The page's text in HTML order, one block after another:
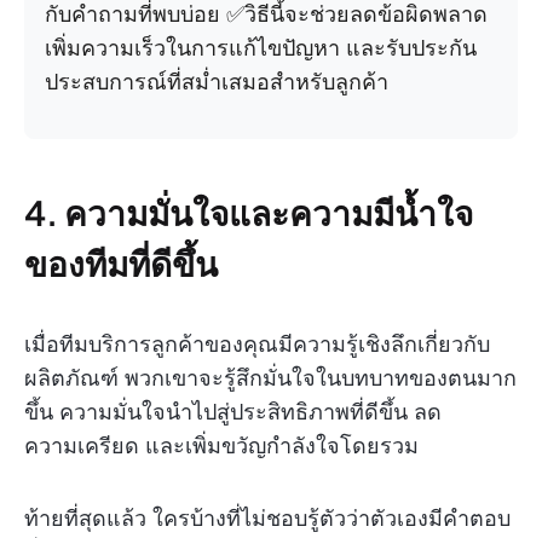
กับคำถามที่พบบ่อย ✅วิธีนี้จะช่วยลดข้อผิดพลาด
เพิ่มความเร็วในการแก้ไขปัญหา และรับประกัน
ประสบการณ์ที่สม่ำเสมอสำหรับลูกค้า
4. ความมั่นใจและความมีน้ำใจ
ของทีมที่ดีขึ้น
เมื่อทีมบริการลูกค้าของคุณมีความรู้เชิงลึกเกี่ยวกับ
ผลิตภัณฑ์ พวกเขาจะรู้สึกมั่นใจในบทบาทของตนมาก
ขึ้น ความมั่นใจนำไปสู่ประสิทธิภาพที่ดีขึ้น ลด
ความเครียด และเพิ่มขวัญกำลังใจโดยรวม
ท้ายที่สุดแล้ว ใครบ้างที่ไม่ชอบรู้ตัวว่าตัวเองมีคำตอบ